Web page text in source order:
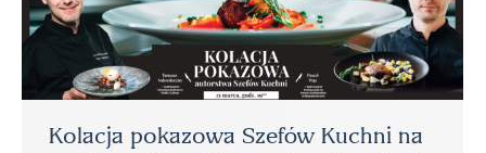
Kolacja pokazowa Szefów Kuchni na